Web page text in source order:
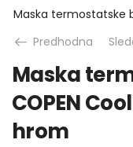
Predhodna
Maska
COPEN
hrom